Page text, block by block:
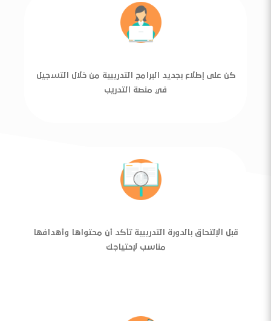
كن على إطلاع بجديد البرامج التدريبية من خلال التسجيل
في منصة التدريب
قبل الإلتحاق بالدورة التدريبية تأكد أن محتواها وأهدافها
مناسب لإحتياجك